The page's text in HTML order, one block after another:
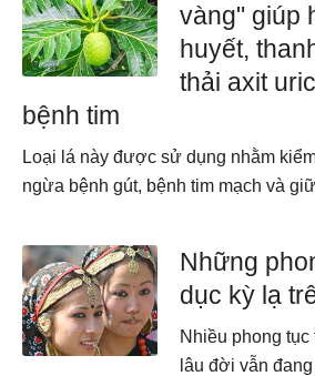
vàng" giúp
huyết,
thải axit
bệnh tim
Loại lá này được sử dụng nhằm
ngừa bệnh gút, bệnh tim mạch và
Những
dục kỳ lạ
Nhiều phong
lâu đời vẫn